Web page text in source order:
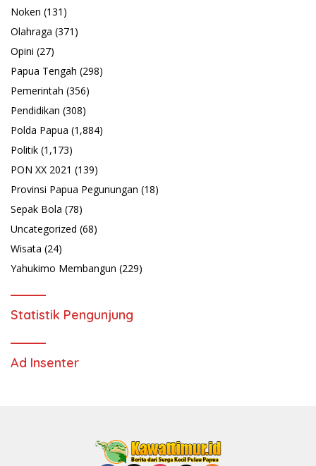
Noken (131)
Olahraga (371)
Opini (27)
Papua Tengah (298)
Pemerintah (356)
Pendidikan (308)
Polda Papua (1,884)
Politik (1,173)
PON XX 2021 (139)
Provinsi Papua Pegunungan (18)
Sepak Bola (78)
Uncategorized (68)
Wisata (24)
Yahukimo Membangun (229)
Statistik Pengunjung
Ad Insenter